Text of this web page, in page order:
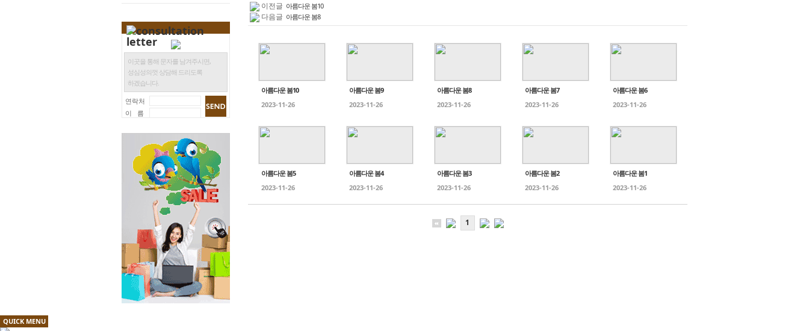
이곳을 통해 문자를 남겨주시면,
성심성의껏 상담해 드리도록
하겠습니다.
연락처
이 름
이전글 아름다운 봄10
다음글 아름다운 봄8
아름다운 봄10
2023-11-26
아름다운 봄9
2023-11-26
아름다운 봄8
2023-11-26
아름다운 봄7
2023-11-26
아름다운 봄6
2023-11-26
아름다운 봄5
2023-11-26
아름다운 봄4
2023-11-26
아름다운 봄3
2023-11-26
아름다운 봄2
2023-11-26
아름다운 봄1
2023-11-26
1
QUICK MENU